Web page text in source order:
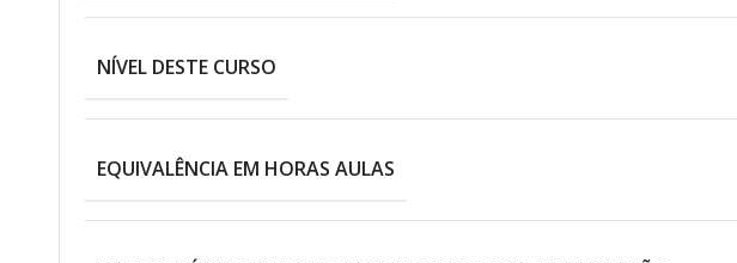
NÍVEL DESTE CURSO
EQUIVALÊNCIA EM HORAS AULAS